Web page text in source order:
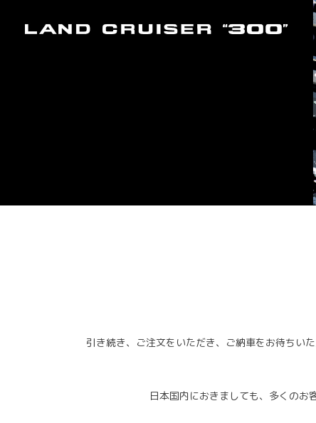
引き続き、ご注文をいただき、ご納車をお待ちい
日本国内におきましても、多くのお